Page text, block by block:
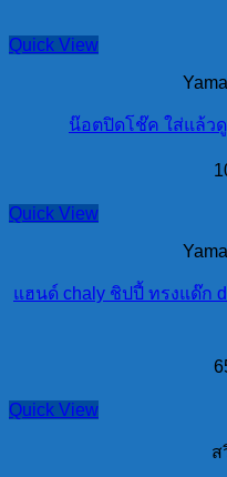
ได้
Quick View
น๊อตปิดโช๊ค ใส่แล้วดู
Quick View
แฮนด์ chaly ชิปปี้ ทรงแด๊ก
Quick View
ส